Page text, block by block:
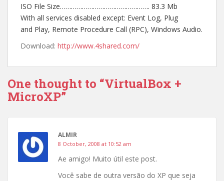
ISO File Size…………………………………………. 83.3 Mb
With all services disabled except: Event Log, Plug
and Play, Remote Procedure Call (RPC), Windows Audio.
Download: http://www.4shared.com/
One thought to “VirtualBox +
MicroXP”
ALMIR
8 October, 2008 at 10:52 am
Ae amigo! Muito útil este post.
Você sabe de outra versão do XP que seja